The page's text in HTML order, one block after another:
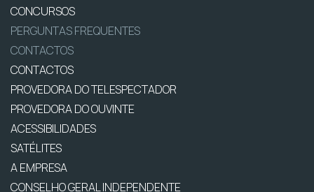
CONCURSOS
PERGUNTAS FREQUENTES
CONTACTOS
CONTACTOS
PROVEDORA DO TELESPECTADOR
PROVEDORA DO OUVINTE
ACESSIBILIDADES
SATÉLITES
A EMPRESA
CONSELHO GERAL INDEPENDENTE